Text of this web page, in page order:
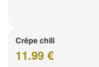
Crêpe chili
11.99 €